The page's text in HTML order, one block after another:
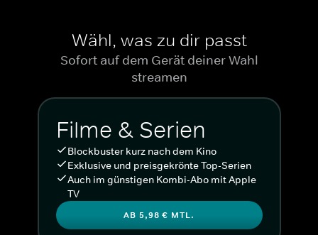
Wähl, was zu dir passt
Sofort auf dem Gerät deiner Wahl
streamen
Filme & Serien
Blockbuster kurz nach dem Kino
Exklusive und preisgekrönte Top-Serien
Auch im günstigen Kombi-Abo mit Apple
TV
AB 5,98 € MTL.